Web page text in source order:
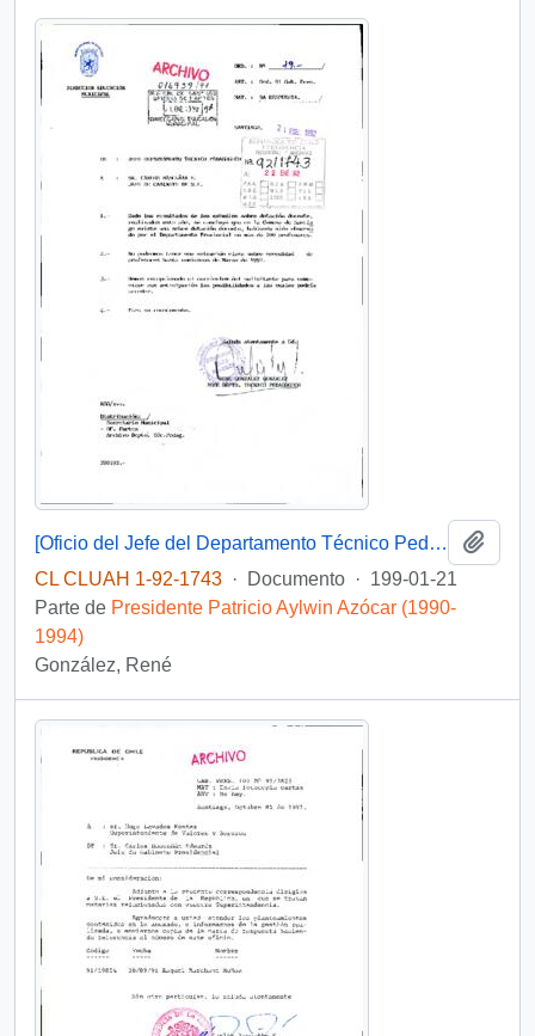
[Oficio del Jefe del Departamento Técnico Pedagógico de la Municipalidad de Santiago dirigido al Jefe de Gabinete Presidencial]
CL CLUAH 1-92-1743 · Documento · 199-01-21
Parte de Presidente Patricio Aylwin Azócar (1990-
1994)
González, René